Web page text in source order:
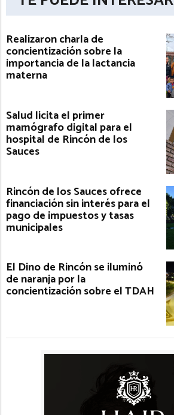
Realizaron charla de
concientización sobre la
importancia de la lactancia
materna
Salud licita el primer
mamógrafo digital para el
hospital de Rincón de los
Sauces
Rincón de los Sauces ofrece
financiación sin interés para el
pago de impuestos y tasas
municipales
El Dino de Rincón se iluminó
de naranja por la
concientización sobre el TDAH